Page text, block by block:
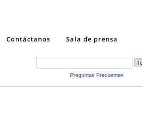
Contáctanos Sala de prensa
Preguntas Frecuentes